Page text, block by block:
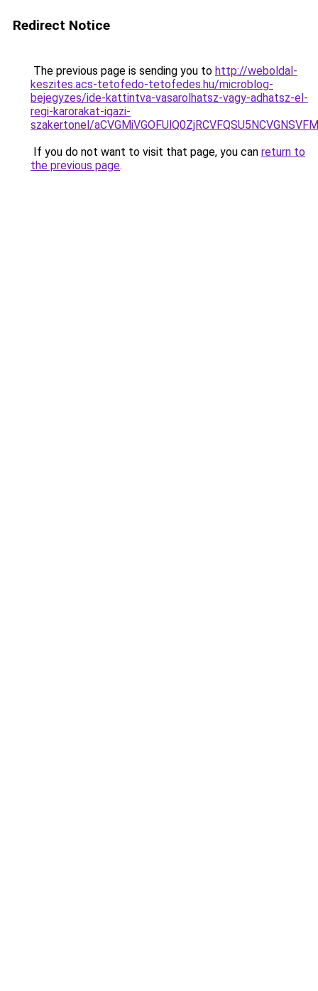
Redirect Notice
The previous page is sending you to http://weboldal-
keszites.acs-tetofedo-tetofedes.hu/microblog-
bejegyzes/ide-kattintva-vasarolhatsz-vagy-adhatsz-el-
regi-karorakat-igazi-
szakertonel/
If you do not want to visit that page, you can return to
the previous page.